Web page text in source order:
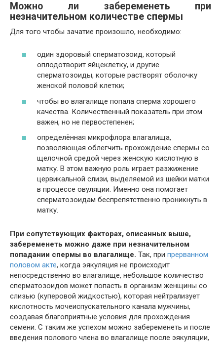
Можно ли забеременеть при
незначительном количестве спермы
Для того чтобы зачатие произошло, необходимо:
один здоровый сперматозоид, который
оплодотворит яйцеклетку, и другие
сперматозоиды, которые растворят оболочку
женской половой клетки;
чтобы во влагалище попала сперма хорошего
качества. Количественный показатель при этом
важен, но не первостепенен;
определённая микрофлора влагалища,
позволяющая облегчить прохождение спермы со
щелочной средой через женскую кислотную в
матку. В этом важную роль играет разжижение
цервикальной слизи, выделяемой из шейки матки
в процессе овуляции. Именно она помогает
сперматозоидам беспрепятственно проникнуть в
матку.
При сопутствующих факторах, описанных выше,
забеременеть можно даже при незначительном
попадании спермы во влагалище. Так, при прерванном
половом акте, когда эякуляция не происходит
непосредственно во влагалище, небольшое количество
сперматозоидов может попасть в организм женщины со
слизью (куперовой жидкостью), которая нейтрализует
кислотность мочеиспускательного канала мужчины,
создавая благоприятные условия для прохождения
семени. С таким же успехом можно забеременеть и после
введения полового члена во влагалище после эякуляции,